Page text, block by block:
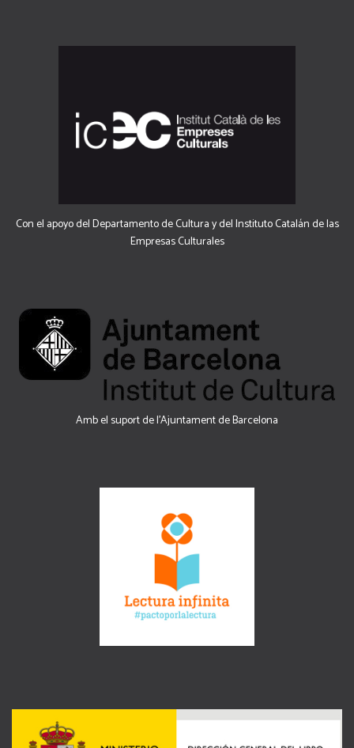
Con el apoyo del Departamento de Cultura y del Instituto Catalán de las
Empresas Culturales
Amb el suport de l’Ajuntament de Barcelona